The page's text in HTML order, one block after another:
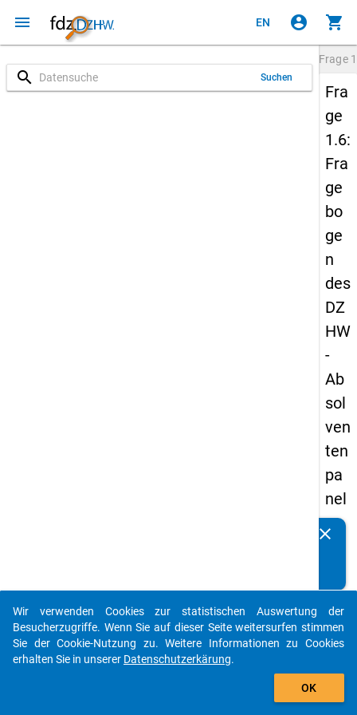
menu EN account_circle shopping_cart
search Suchen
Frage
Fra
ge
1.6:
Fra
ge
bo
ge
n
des
DZ
HW
-
Ab
sol
ven
ten
pa
nel
s
-
ers
te
clear
auto_stories
add_shopping_cart
Wir verwenden Cookies zur statistischen Auswertung der
Besucherzugriffe. Wenn Sie auf dieser Seite weitersurfen stimmen
Sie der Cookie-Nutzung zu. Weitere Informationen zu Cookies
erhalten Sie in unserer Datenschutzerkärung.
OK